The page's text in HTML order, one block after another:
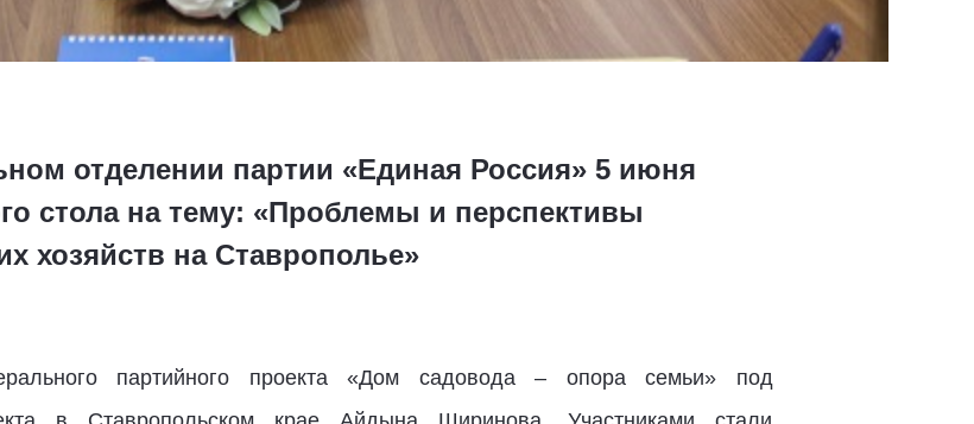
отделении партии «Единая Россия» 5 июня
стола на тему: «Проблемы и перспективы
хозяйств на Ставрополье»
партийного проекта «Дом садовода – опора семьи» под